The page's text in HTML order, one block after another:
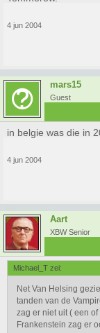
4 jun 2004
mars15
Guest
in belgie was die in
4 jun 2004
Aart
XBW Senior
Michael_T zei:
Net Van Helsing
tanden van de
zag er niet uit ( een
Frankenstein zag er